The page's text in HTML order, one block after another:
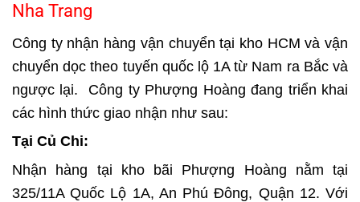
Nha Trang
Công ty nhận hàng vận chuyển tại kho HCM và vận
chuyển dọc theo tuyến quốc lộ 1A từ Nam ra Bắc và
ngược lại. Công ty Phượng Hoàng đang triển khai
các hình thức giao nhận như sau:
Tại Củ Chi:
Nhận hàng tại kho bãi Phượng Hoàng nằm tại
325/11A Quốc Lộ 1A, An Phú Đông, Quận 12. Với